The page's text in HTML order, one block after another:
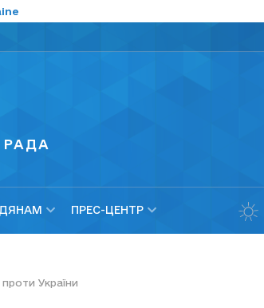
ПРЕС-ЦЕНТР
України